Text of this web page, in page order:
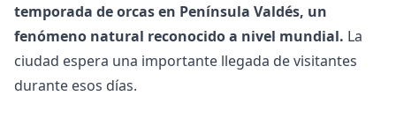
temporada de orcas en Península Valdés, un
fenómeno natural reconocido a nivel mundial. La
ciudad espera una importante llegada de visitantes
durante esos días.